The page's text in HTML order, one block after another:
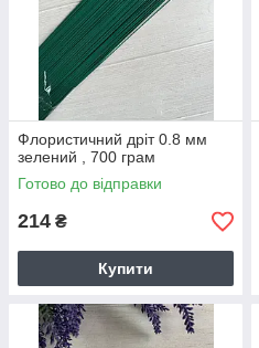
Флористичний дріт 0.8 мм
зелений , 700 грам
Готово до відправки
214 ₴
Купити